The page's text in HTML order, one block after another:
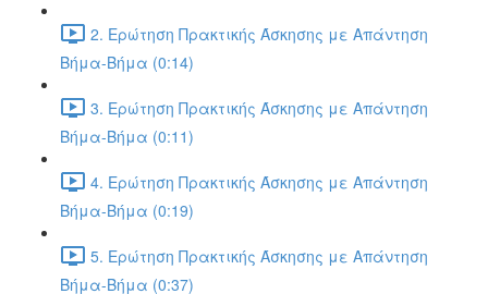
2. Ερώτηση Πρακτικής Άσκησης με Απάντηση
Βήμα-Βήμα (0:14)
3. Ερώτηση Πρακτικής Άσκησης με Απάντηση
Βήμα-Βήμα (0:11)
4. Ερώτηση Πρακτικής Άσκησης με Απάντηση
Βήμα-Βήμα (0:19)
5. Ερώτηση Πρακτικής Άσκησης με Απάντηση
Βήμα-Βήμα (0:37)